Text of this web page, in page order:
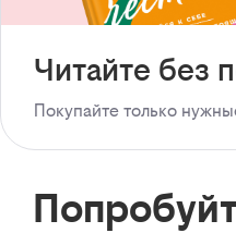
Читайте без
Покупайте только